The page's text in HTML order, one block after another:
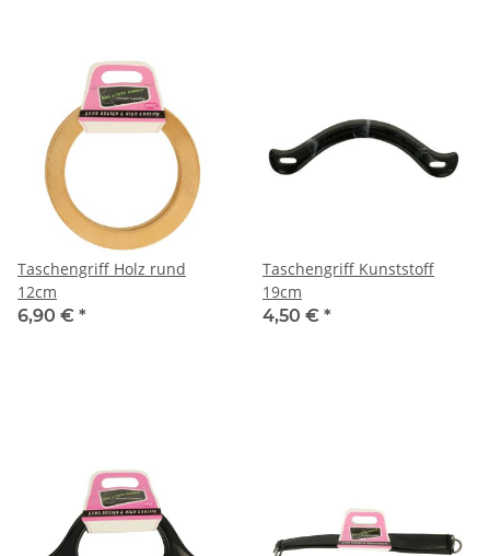
Taschengriff Holz rund
12cm
6,90 € *
Taschengriff Kunststoff
19cm
4,50 € *